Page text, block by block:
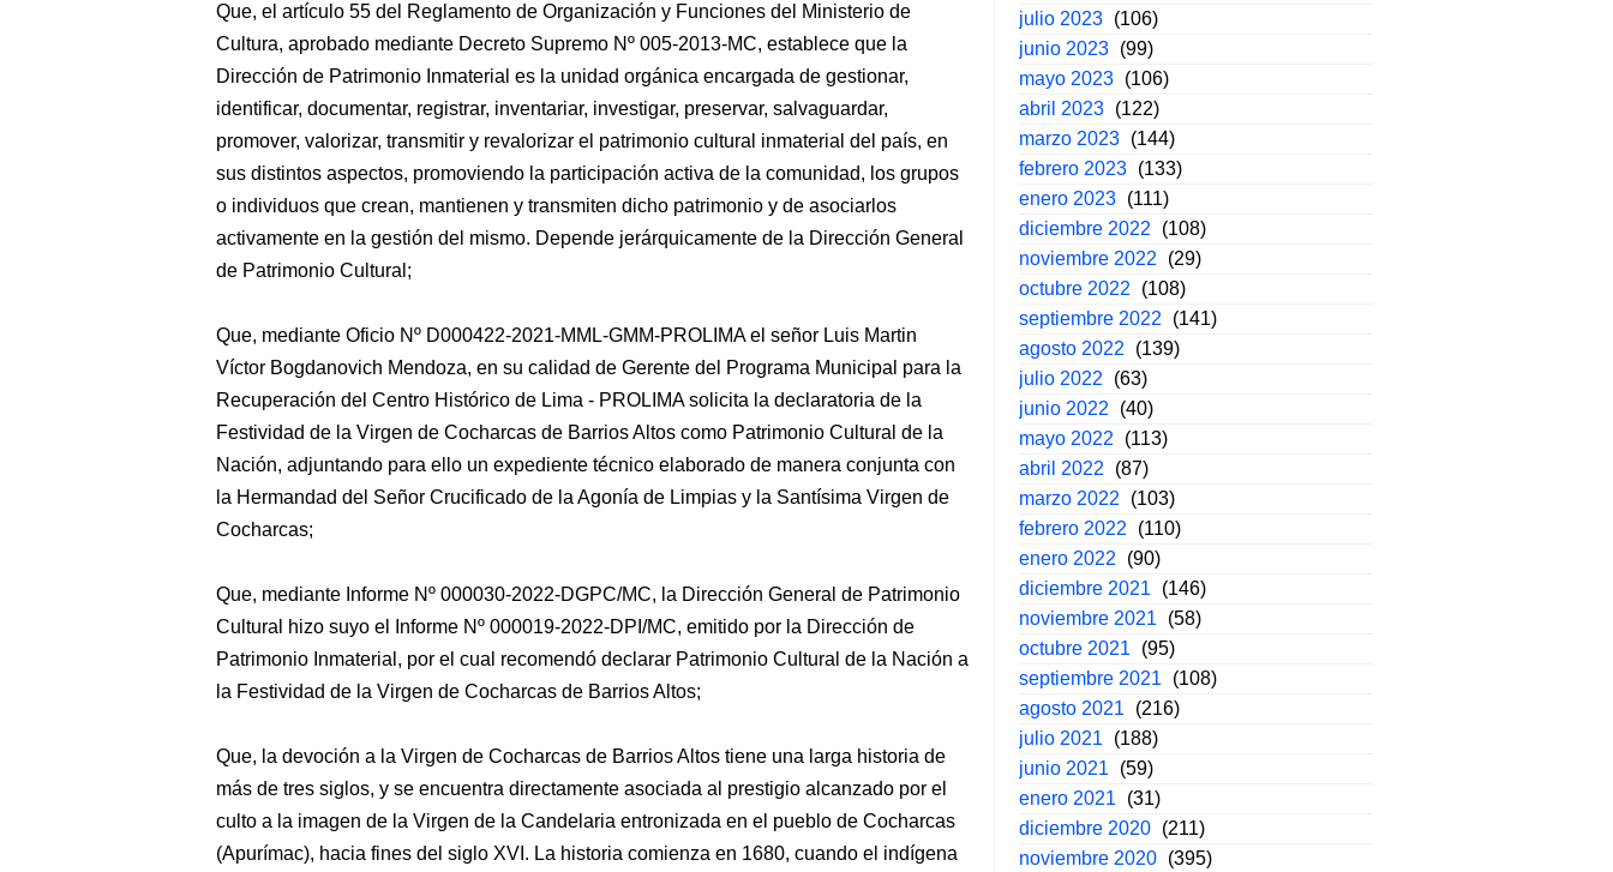
Que, el artículo 55 del Reglamento de Organización y Funciones del Ministerio de
Cultura, aprobado mediante Decreto Supremo Nº 005-2013-MC, establece que la
Dirección de Patrimonio Inmaterial es la unidad orgánica encargada de gestionar,
identificar, documentar, registrar, inventariar, investigar, preservar, salvaguardar,
promover, valorizar, transmitir y revalorizar el patrimonio cultural inmaterial del país, en
sus distintos aspectos, promoviendo la participación activa de la comunidad, los grupos
o individuos que crean, mantienen y transmiten dicho patrimonio y de asociarlos
activamente en la gestión del mismo. Depende jerárquicamente de la Dirección General
de Patrimonio Cultural;
Que, mediante Oficio Nº D000422-2021-MML-GMM-PROLIMA el señor Luis Martin
Víctor Bogdanovich Mendoza, en su calidad de Gerente del Programa Municipal para la
Recuperación del Centro Histórico de Lima - PROLIMA solicita la declaratoria de la
Festividad de la Virgen de Cocharcas de Barrios Altos como Patrimonio Cultural de la
Nación, adjuntando para ello un expediente técnico elaborado de manera conjunta con
la Hermandad del Señor Crucificado de la Agonía de Limpias y la Santísima Virgen de
Cocharcas;
Que, mediante Informe Nº 000030-2022-DGPC/MC, la Dirección General de Patrimonio
Cultural hizo suyo el Informe Nº 000019-2022-DPI/MC, emitido por la Dirección de
Patrimonio Inmaterial, por el cual recomendó declarar Patrimonio Cultural de la Nación a
la Festividad de la Virgen de Cocharcas de Barrios Altos;
Que, la devoción a la Virgen de Cocharcas de Barrios Altos tiene una larga historia de
más de tres siglos, y se encuentra directamente asociada al prestigio alcanzado por el
culto a la imagen de la Virgen de la Candelaria entronizada en el pueblo de Cocharcas
(Apurímac), hacia fines del siglo XVI. La historia comienza en 1680, cuando el indígena
julio 2023 (106)
junio 2023 (99)
mayo 2023 (106)
abril 2023 (122)
marzo 2023 (144)
febrero 2023 (133)
enero 2023 (111)
diciembre 2022
(108)
noviembre 2022
(29)
octubre 2022
(108)
septiembre 2022
(141)
agosto 2022
(139)
julio 2022
(63)
junio 2022
(40)
mayo 2022
(113)
abril 2022
(87)
marzo 2022
(103)
febrero 2022
(110)
enero 2022
(90)
diciembre 2021
(146)
noviembre 2021
(58)
octubre 2021
(95)
septiembre 2021
(108)
agosto 2021
(216)
julio 2021
(188)
junio 2021
(59)
enero 2021
(31)
diciembre 2020 (211)
noviembre 2020 (395)